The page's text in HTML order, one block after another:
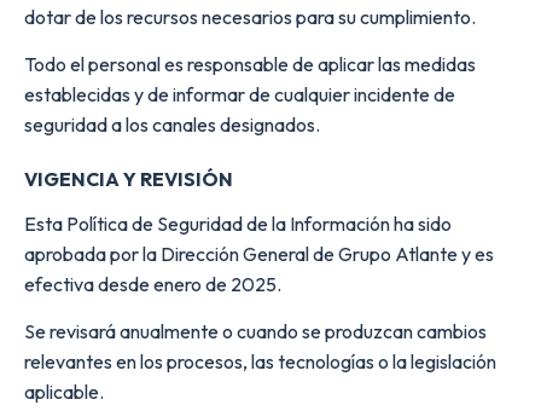
dotar de los recursos necesarios para su cumplimiento.
Todo el personal es responsable de aplicar las medidas
establecidas y de informar de cualquier incidente de
seguridad a los canales designados.
VIGENCIA Y REVISIÓN
Esta Política de Seguridad de la Información ha sido
aprobada por la Dirección General de Grupo Atlante y es
efectiva desde enero de 2025.
Se revisará anualmente o cuando se produzcan cambios
relevantes en los procesos, las tecnologías o la legislación
aplicable.